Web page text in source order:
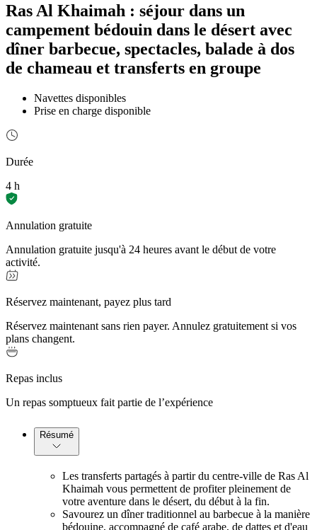
Ras Al Khaimah : séjour dans un
campement bédouin dans le désert avec
dîner barbecue, spectacles, balade à dos
de chameau et transferts en groupe
Navettes disponibles
Prise en charge disponible
Durée
4 h
Annulation gratuite
Annulation gratuite jusqu'à 24 heures avant le début de votre
activité.
Réservez maintenant, payez plus tard
Réservez maintenant sans rien payer. Annulez gratuitement si vos
plans changent.
Repas inclus
Un repas somptueux fait partie de l’expérience
Résumé
Les transferts partagés à partir du centre-ville de Ras Al
Khaimah vous permettent de profiter pleinement de
votre aventure dans le désert, du début à la fin.
Savourez un dîner traditionnel au barbecue à la manière
bédouine, accompagné de café arabe, de dattes et d'eau